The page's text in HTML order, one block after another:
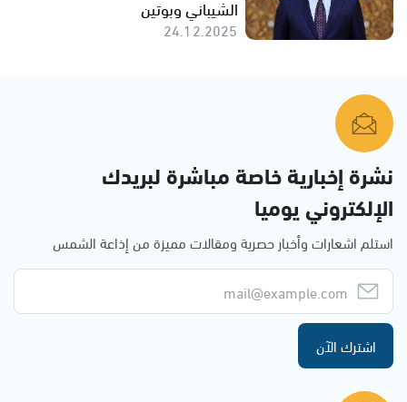
الشيباني وبوتين
24.12.2025
نشرة إخبارية خاصة مباشرة لبريدك
الإلكتروني يوميا
استلم اشعارات وأخبار حصرية ومقالات مميزة من إذاعة الشمس
اشترك الآن